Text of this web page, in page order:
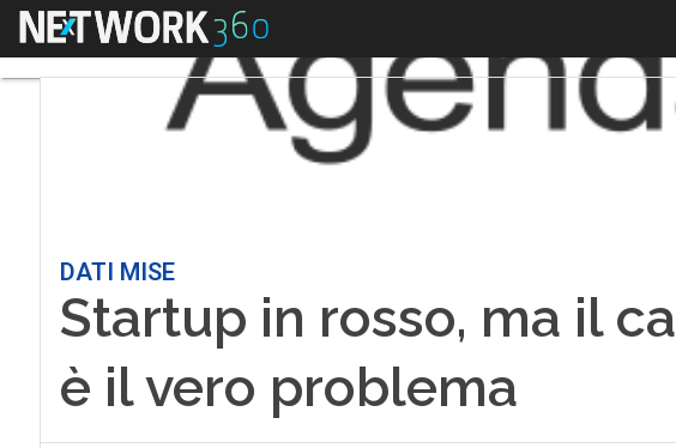
Menu
DATI MISE
Startup in rosso, ma il
è il vero problema